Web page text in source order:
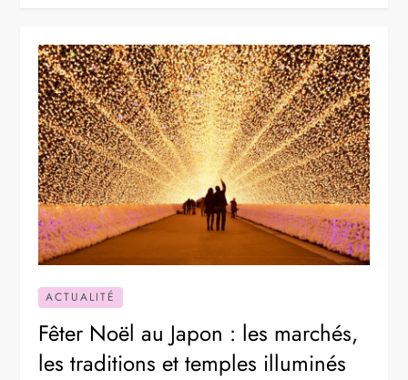
ACTUALITÉ
Fêter Noël au Japon : les marchés,
les traditions et temples illuminés